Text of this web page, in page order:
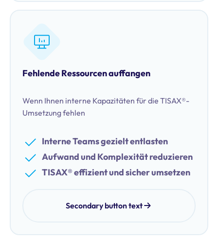
Fehlende Ressourcen auffangen
Wenn Ihnen interne Kapazitäten für die TISAX®-
Umsetzung fehlen
Interne Teams gezielt entlasten
Aufwand und Komplexität reduzieren
TISAX® effizient und sicher umsetzen
Secondary button text